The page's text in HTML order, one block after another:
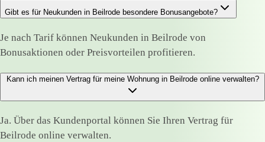
Gibt es für Neukunden in Beilrode besondere Bonusangebote?
Je nach Tarif können Neukunden in Beilrode von
Bonusaktionen oder Preisvorteilen profitieren.
Kann ich meinen Vertrag für meine Wohnung in Beilrode online verwalten?
Ja. Über das Kundenportal können Sie Ihren Vertrag für
Beilrode online verwalten.